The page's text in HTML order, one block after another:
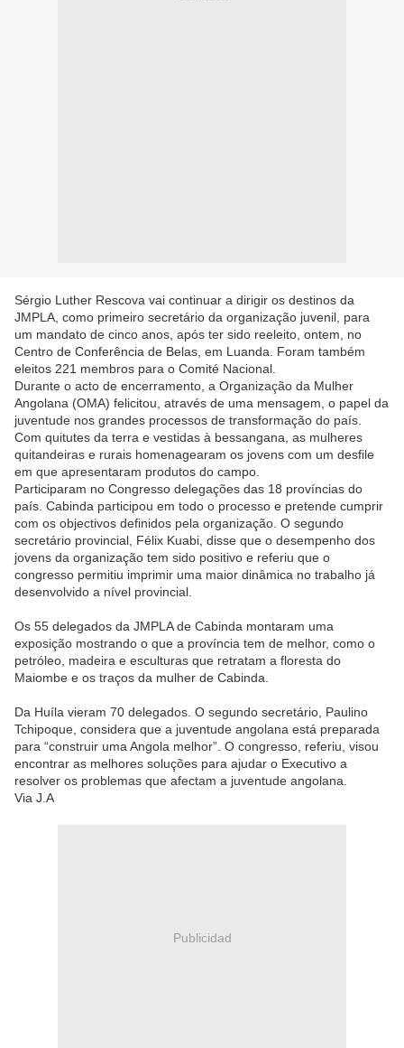
Sérgio Luther Rescova vai continuar a dirigir os destinos da
JMPLA, como primeiro secretário da organização juvenil, para
um mandato de cinco anos, após ter sido reeleito, ontem, no
Centro de Conferência de Belas, em Luanda. Foram também
eleitos 221 membros para o Comité Nacional.
Durante o acto de encerramento, a Organização da Mulher
Angolana (OMA) felicitou, através de uma mensagem, o papel da
juventude nos grandes processos de transformação do país.
Com quitutes da terra e vestidas à bessangana, as mulheres
quitandeiras e rurais homenagearam os jovens com um desfile
em que apresentaram produtos do campo.
Participaram no Congresso delegações das 18 províncias do
país. Cabinda participou em todo o processo e pretende cumprir
com os objectivos definidos pela organização. O segundo
secretário provincial, Félix Kuabi, disse que o desempenho dos
jovens da organização tem sido positivo e referiu que o
congresso permitiu imprimir uma maior dinâmica no trabalho já
desenvolvido a nível provincial.
Os 55 delegados da JMPLA de Cabinda montaram uma
exposição mostrando o que a província tem de melhor, como o
petróleo, madeira e esculturas que retratam a floresta do
Maiombe e os traços da mulher de Cabinda.
Da Huíla vieram 70 delegados. O segundo secretário, Paulino
Tchipoque, considera que a juventude angolana está preparada
para “construir uma Angola melhor”. O congresso, referiu, visou
encontrar as melhores soluções para ajudar o Executivo a
resolver os problemas que afectam a juventude angolana.
Via J.A
Publicidad